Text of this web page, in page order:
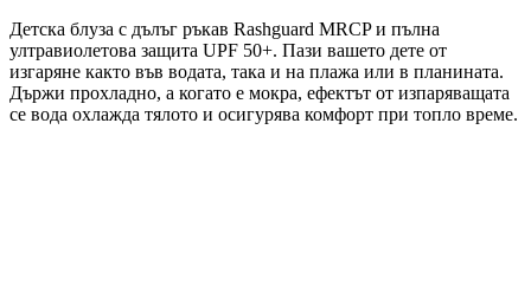
Детска блуза с дълъг ръкав Rashguard MRCP и пълна
ултравиолетова защита UPF 50+. Пази вашето дете от
изгаряне както във водата, така и на плажа или в планината.
Държи прохладно, а когато е мокра, ефектът от изпаряващата
се вода охлажда тялото и осигурява комфорт при топло време.